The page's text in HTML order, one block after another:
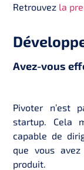
Retrouvez la
Avez-vous
Pivoter n’est
startup. Cela
capable de
que vous
produit.